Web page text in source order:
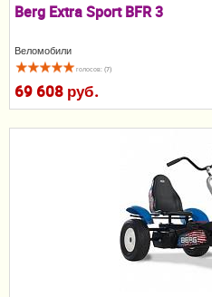
Качели, шезлонги
Манежи
Безопасность ребенка
Ходунки и прыгунки
Принадлежности для выписки
Сумки для мам и детей
Berg Extra Sport BFR 3
Веломобили
голосов: (7)
69 608 руб.